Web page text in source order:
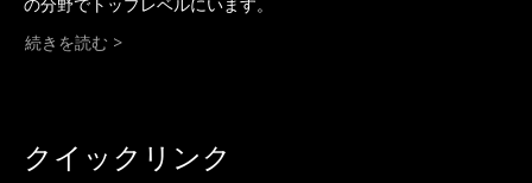
続きを読む >
クイックリンク